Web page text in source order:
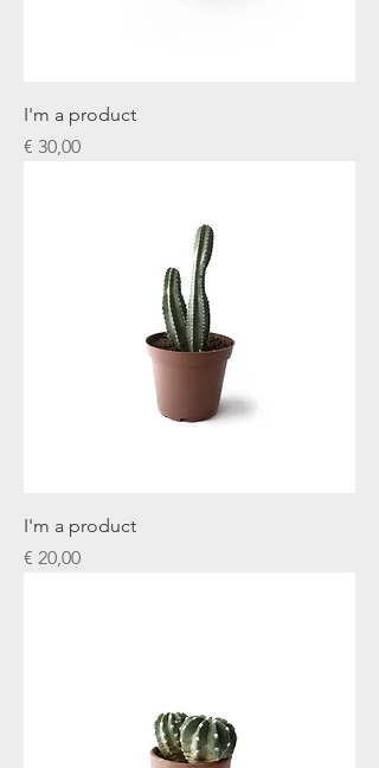
I'm a product
Prijs
€ 30,00
I'm a product
Prijs
€ 20,00